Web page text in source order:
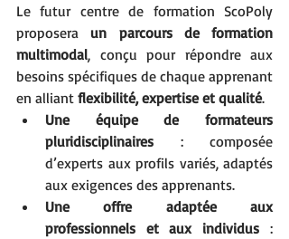
Le futur centre de formation ScoPoly
proposera un parcours de formation
multimodal, conçu pour répondre aux
besoins spécifiques de chaque apprenant
en alliant flexibilité, expertise et qualité.
Une équipe de formateurs
pluridisciplinaires : composée
d’experts aux profils variés, adaptés
aux exigences des apprenants.
Une offre adaptée aux
professionnels et aux individus :